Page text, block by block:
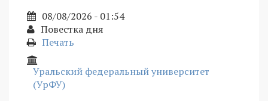
08/08/2026 - 01:54
Повестка дня
Печать
Уральский федеральный университет
(УрФУ)